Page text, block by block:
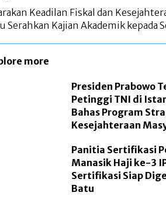
Keadilan Fiskal dan
Serahkan Kajian Akademik kepada
more
Presiden Prabowo
Petinggi TNI di
Bahas Program
Kesejahteraan
Panitia Sertifikasi
Manasik Haji ke-3
Sertifikasi Siap
Batu